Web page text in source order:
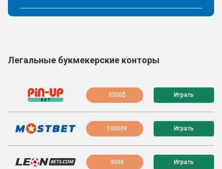
Легальные букмекерские конторы
5300$ Играть
10000€ Играть
300€ Играть